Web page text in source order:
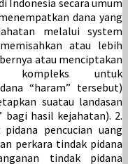
Indonesia secara umum
dana yang
melalui system
atau lebih
atau menciptakan
kompleks untuk
“haram” tersebut)
suatau landasan
bagi hasil kejahatan). 2.
pencucian uang
perkara tindak pidana
tindak pidana